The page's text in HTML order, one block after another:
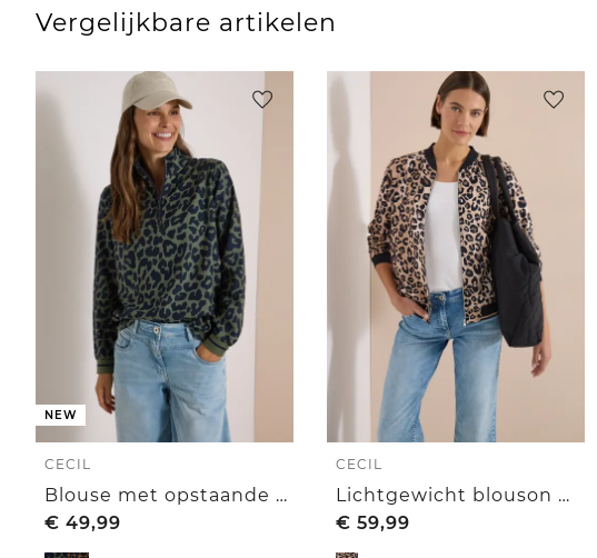
Vergelijkbare artikelen
NEW
CECIL
Blouse met opstaande kraag en ritssluiting
€ 49,99
CECIL
Lichtgewicht blouson met rits en leoprint
€ 59,99